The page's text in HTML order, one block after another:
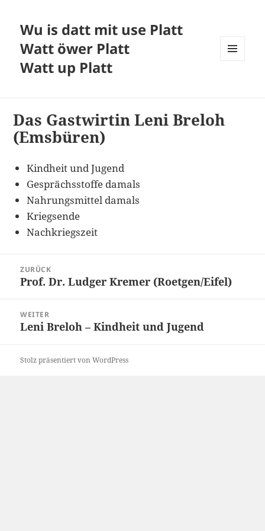
Wu is datt mit use Platt
Watt öwer Platt
Watt up Platt
Das Gastwirtin Leni Breloh
(Emsbüren)
Kindheit und Jugend
Gesprächsstoffe damals
Nahrungsmittel damals
Kriegsende
Nachkriegszeit
ZURÜCK
Vorheriger
Prof. Dr. Ludger Kremer (Roetgen/Eifel)
WEITER
Nächster
Leni Breloh – Kindheit und Jugend
Stolz präsentiert von WordPress